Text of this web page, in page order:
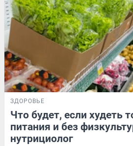
ЗДОРОВЬЕ
Что будет, если худеть
питания и без
нутрициолог